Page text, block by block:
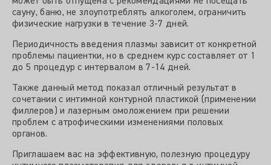
сауну, баню, не злоупотреблять алкоголем, ограничить
физические нагрузки в течение 3-7 дней.
Периодичность введения плазмы зависит от конкретной
проблемы пациентки, но в среднем курс составляет от 1
до 5 процедур с интервалом в 7-14 дней.
Также данный метод показал отличный результат в
сочетании с интимной контурной пластикой (применении
филлеров) и лазерным омоложением при решении
проблем с атрофическими изменениями половых
органов.
Приглашаем вас на эффективную, полезную процедуру